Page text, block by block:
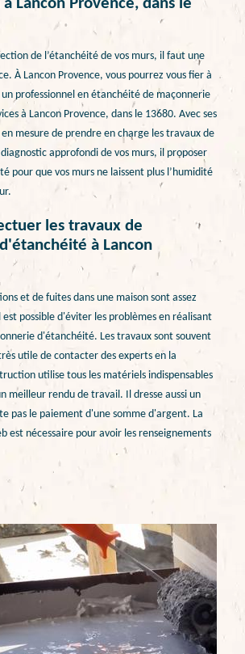
Lancon Provence, dans le
de l’étanchéité de vos murs, il faut une
À Lancon Provence, vous pourrez vous fier à
professionnel en étanchéité de maçonnerie
à Lancon Provence, dans le 13680. Avec ses
mesure de prendre en charge les travaux de
approfondi de vos murs, il proposer
pour que vos murs ne laissent plus l’humidité
les travaux de
à Lancon
et de fuites dans une maison sont assez
possible d'éviter les problèmes en réalisant
d'étanchéité. Les travaux sont souvent
utile de contacter des experts en la
utilise tous les matériels indispensables
meilleur rendu de travail. Il dresse aussi un
pas le paiement d'une somme d'argent. La
est nécessaire pour avoir les renseignements